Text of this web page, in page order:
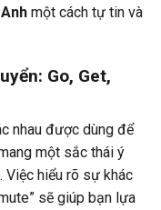
một cách tự tin và
Go, Get,
nhau được dùng để
một sắc thái ý
Việc hiểu rõ sự khác
sẽ giúp bạn lựa